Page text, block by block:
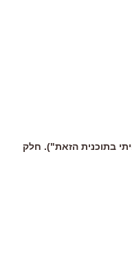
בתוכנית הזאת"). חלק